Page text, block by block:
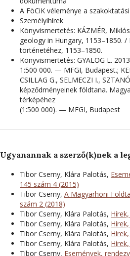
A FöCiK véleménye a
Személyihírek
Könyvismertetés: KÁZMÉR,
geology in Hungary, 1153–1850.
történetéhez, 1153–1850.
Könyvismertetés: GYALOG L.
1:500 000. — MFGI, Budapest.;
CSILLAG G., SELMECZI I.,
képződményeinek földtana.
térképéhez
(1:500 000). — MFGI, Budapest
Ugyanannak a szerző(k)nek a
Tibor Cserny, Klára Palotás,
145 szám 4 (2015)
Tibor Cserny, A Magyarhoni
szám 2 (2018)
Tibor Cserny, Klára Palotás,
Tibor Cserny, Klára Palotás,
Tibor Cserny, Klára Palotás,
Tibor Cserny, Klára Palotás,
Tibor Cserny, Események,